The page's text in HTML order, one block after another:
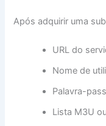
Após adquirir uma
URL do
Nome de
Palavra-
Lista M3U